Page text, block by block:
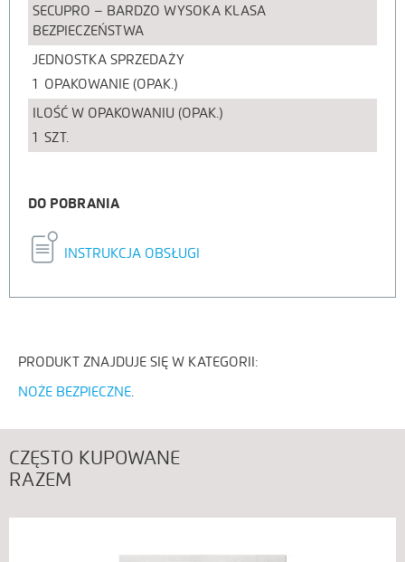
SECUPRO – BARDZO WYSOKA KLASA
BEZPIECZEŃSTWA
JEDNOSTKA SPRZEDAŻY
1 OPAKOWANIE (OPAK.)
ILOŚĆ W OPAKOWANIU (OPAK.)
1 SZT.
DO POBRANIA
INSTRUKCJA OBSŁUGI
PRODUKT ZNAJDUJE SIĘ W KATEGORII:
NOŻE BEZPIECZNE
CZĘSTO KUPOWANE
RAZEM